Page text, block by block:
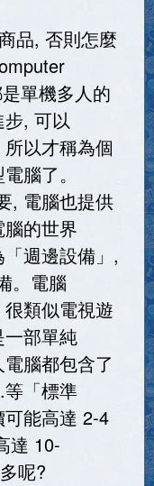
品, 否則怎麼
單機多人的
, 可以
以才稱為個
腦了。
, 電腦也提供
的世界
週邊設備」,
。電腦
類似電視遊
部單純
腦都包含了
「標準
能高達 2-4
達 10-
呢?